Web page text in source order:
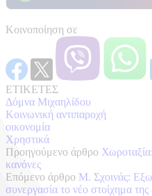
Κοινοποίηση σε
ΕΤΙΚΕΤΕΣ
Δόμνα Μιχαηλίδου
Κοινωνική αντιπαροχή
οικονομία
Χρηστικά
Προηγούμενο άρθρο
κανόνες
Επόμενο άρθρο Μ. Σχοινάς:
συνεργασία το νέο στοίχημα